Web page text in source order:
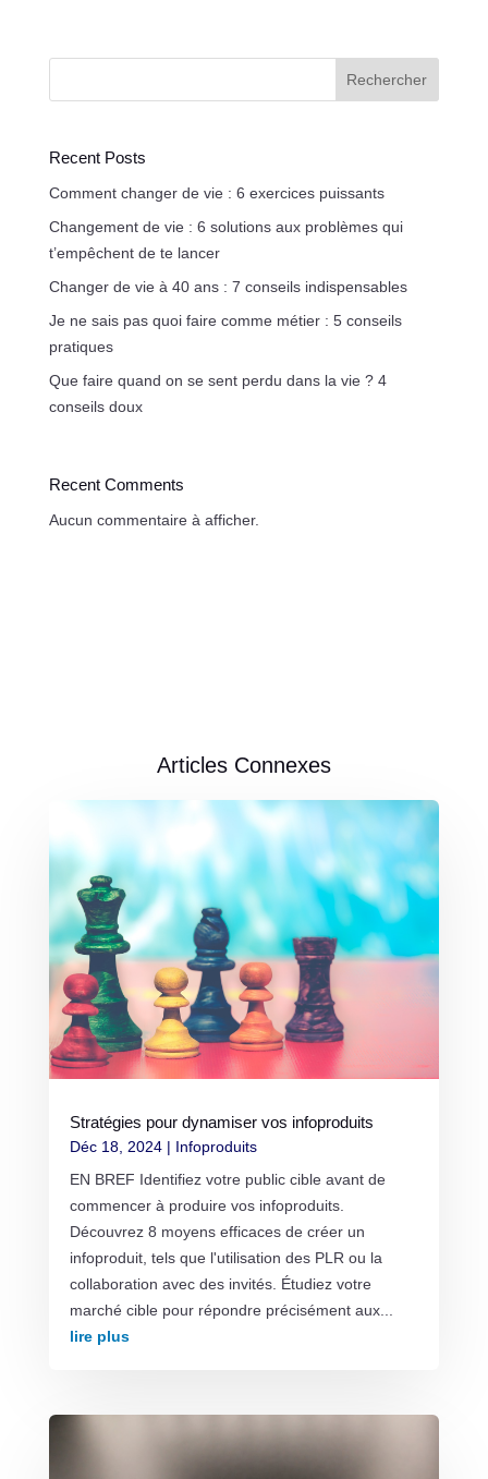
Rechercher
Recent Posts
Comment changer de vie : 6 exercices puissants
Changement de vie : 6 solutions aux problèmes qui
t’empêchent de te lancer
Changer de vie à 40 ans : 7 conseils indispensables
Je ne sais pas quoi faire comme métier : 5 conseils
pratiques
Que faire quand on se sent perdu dans la vie ? 4
conseils doux
Recent Comments
Aucun commentaire à afficher.
Articles Connexes
Stratégies pour dynamiser vos infoproduits
Déc 18, 2024| Infoproduits
EN BREF Identifiez votre public cible avant de
commencer à produire vos infoproduits.
Découvrez 8 moyens efficaces de créer un
infoproduit, tels que l'utilisation des PLR ou la
collaboration avec des invités. Étudiez votre
marché cible pour répondre précisément aux...
lire plus